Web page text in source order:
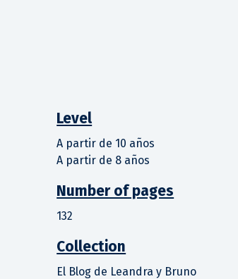
Level
A partir de 10 años
A partir de 8 años
Number of pages
132
Collection
El Blog de Leandra y Bruno